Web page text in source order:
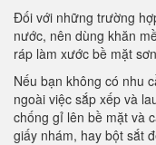
Đối với những trường
nước, nên dùng khăn
ráp làm xước bề mặt
Nếu bạn không có nhu
ngoài việc sắp xếp và
chống gỉ lên bề mặt và
giấy nhám, hay bột sắt